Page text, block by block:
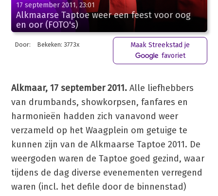
17 september 2011, 23:01
Alkmaarse Taptoe weer een feest voor oog
en oor (FOTO's)
Door: Bekeken: 3773x
Maak Streekstad je
favoriet
Alkmaar, 17 september 2011.Alle liefhebbers
van drumbands, showkorpsen, fanfares en
harmonieën hadden zich vanavond weer
verzameld op het Waagplein om getuige te
kunnen zijn van de Alkmaarse Taptoe 2011. De
weergoden waren de Taptoe goed gezind, waar
tijdens de dag diverse evenementen verregend
waren (incl. het defile door de binnenstad)